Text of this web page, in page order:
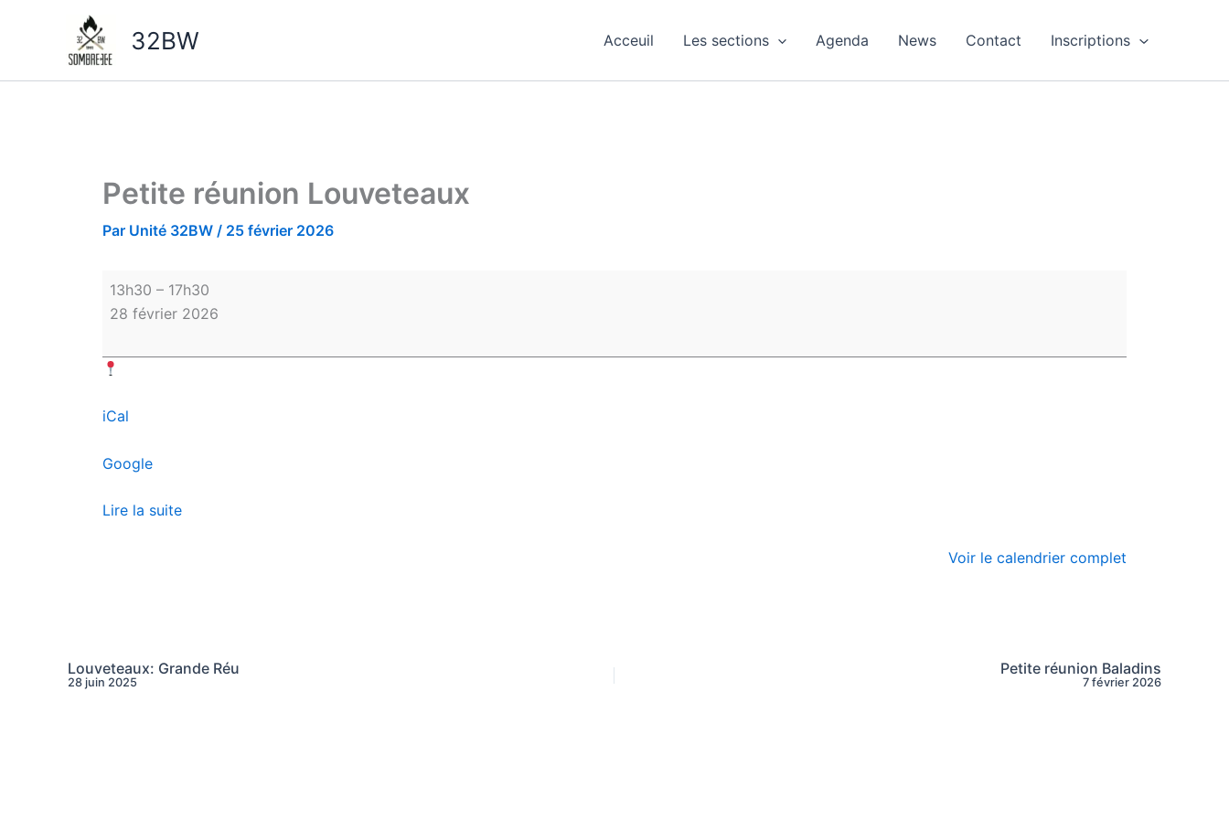
32BW Acceuil Les sections Agenda News Contact Inscriptions
Petite réunion Louveteaux
Par Unité 32BW / 25 février 2026
réunion
Louveteaux
13h30 – 17h30
28 février 2026
iCal
Google
Lire la suite
Voir le calendrier complet
Louveteaux: Grande Réu
28 juin 2025
Petite réunion Baladins
7 février 2026